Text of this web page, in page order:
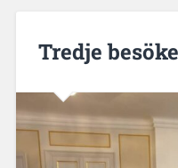
Tredje